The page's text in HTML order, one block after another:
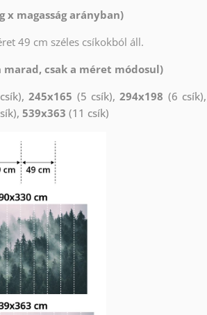
x magasság arányban)
49 cm széles csíkokból áll.
csak a méret módosul)
245x165 (5 csík),294x198 (6 csík),
539x363 (11 csík)